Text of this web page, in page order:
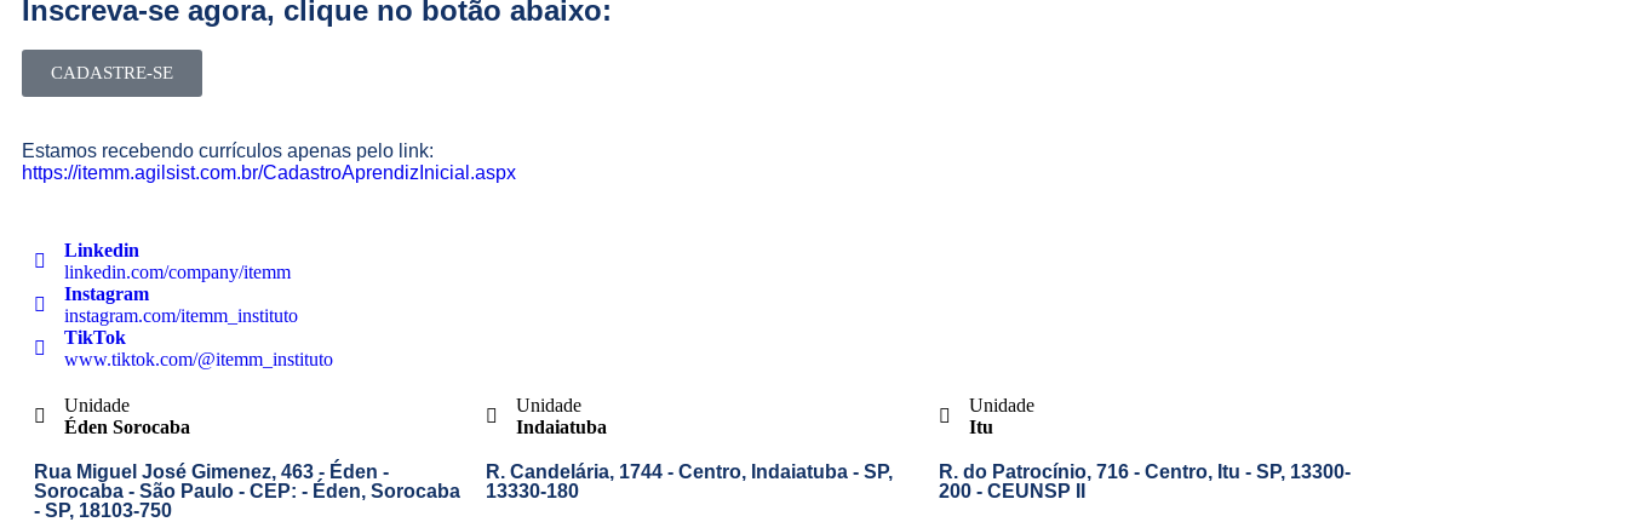
Inscreva-se agora, clique no botão abaixo:
CADASTRE-SE
Estamos recebendo currículos apenas pelo link:
https://itemm.agilsist.com.br/CadastroAprendizInicial.aspx
Linkedin
linkedin.com/company/itemm
Instagram
instagram.com/itemm_instituto
TikTok
www.tiktok.com/@itemm_instituto
Unidade
Éden Sorocaba
Rua Miguel José Gimenez, 463 - Éden -
Sorocaba - São Paulo - CEP: - Éden, Sorocaba
- SP, 18103-750
Unidade
Indaiatuba
R. Candelária, 1744 - Centro, Indaiatuba - SP,
13330-180
Unidade
Itu
R. do Patrocínio, 716 - Centro, Itu - SP, 13300-
200 - CEUNSP II